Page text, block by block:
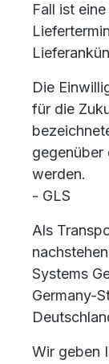
Fall ist
Die
für die
gegenüber
werden.
- GLS
Als
Systems
Germany-
Wir geben